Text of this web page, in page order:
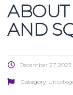
ABOUT
AND
December 27, 2023
Category: